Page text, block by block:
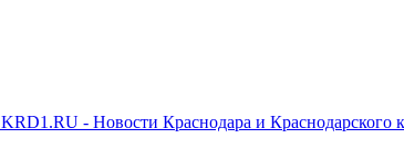
KRD1.RU - Новости Краснодара и Краснодарского